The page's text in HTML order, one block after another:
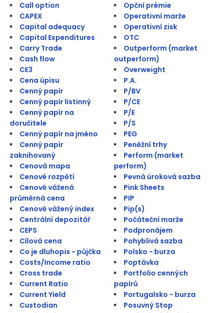
Call option
CAPEX
Capital adequacy
Capital Expenditures
Carry Trade
Cash flow
CE3
Cena úpisu
Cenný papír
Cenný papír listinný
Cenný papír na
doručitele
Cenný papír na jméno
Cenný papír
zaknihovaný
Cenová mapa
Cenové rozpětí
Cenově vážená
průměrná cena
Cenově vážený index
Centrální depozitář
CEPS
Cílová cena
Co je dluhopis - půjčka
Costs/Income ratio
Cross trade
Current Ratio
Current Yield
Custodian
Opční prémie
Operativní marže
Operativní zisk
OTC
Outperform (market
outperform)
Overweight
P.A.
P/BV
P/CE
P/E
P/S
PEG
Peněžní trhy
Perform (market
perform)
Pevná úroková sazba
Pink Sheets
PIP
Pip(s)
Počáteční marže
Podpronájem
Pohyblivá sazba
Polsko - burza
Poptávka
Portfolio cenných
papírů
Portugalsko - burza
Posuvný Stop